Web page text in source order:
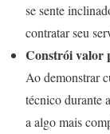
se sente
contratar seu
Constrói valor
Ao demonstrar
técnico durante
a algo mais